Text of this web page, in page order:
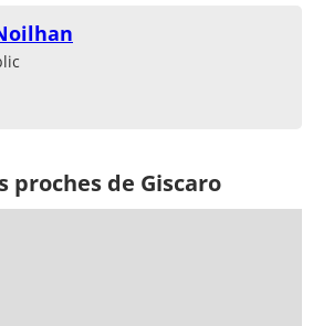
proches de Giscaro